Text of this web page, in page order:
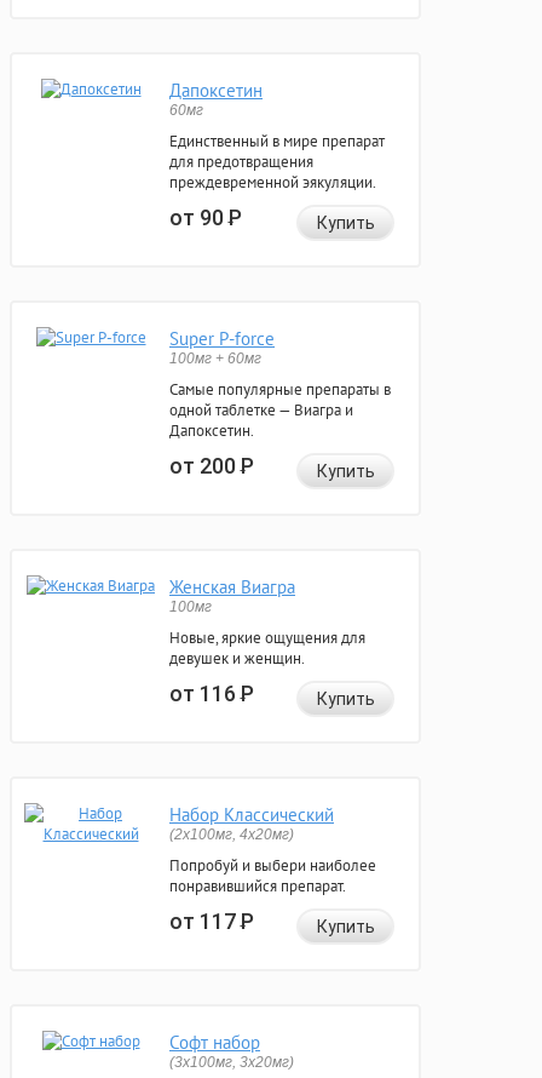
Дапоксетин
60мг
Единственный в мире препарат
для предотвращения
преждевременной эякуляции.
от 90Р Купить
Super P-force
100мг + 60мг
Самые популярные препараты в
одной таблетке — Виагра и
Дапоксетин.
от 200Р Купить
Женская Виагра
100мг
Новые, яркие ощущения для
девушек и женщин.
от 116Р Купить
Набор Классический
(2x100мг, 4x20мг)
Попробуй и выбери наиболее
понравившийся препарат.
от 117Р Купить
Софт набор
(3x100мг, 3x20мг)